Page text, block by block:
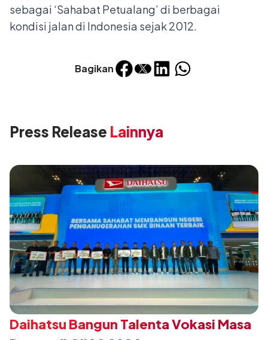
Bagikan
sebagai ‘Sahabat Petualang’ di berbagai
kondisi jalan di Indonesia sejak 2012.
Press Release Lainnya
Daihatsu Bangun Talenta Vokasi Masa